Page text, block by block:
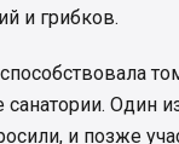
и грибков.
Один
и позже